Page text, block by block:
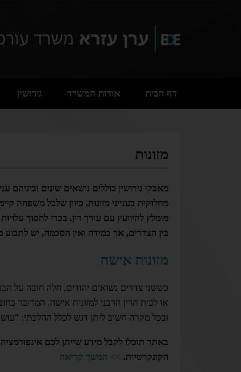
דף הבית אודות המשרד גירושין
מזונות
מאבקי גירושין כוללים נושאים שונים וביניהם
מחלוקות בענייני מזונות. כיוון שלכל משפחה
מומלץ להיוועץ עם עורך דין. בכדי לחסוך
בין הצדדים, אך במידה ואין הסכמה, יש לתבוע
מזונות אישה
כששני צדדים נשואים יהודים, חלה חובה על
או לבית הדין הרבני למזונות אישה. המדובר
ובכל מקרה חשוב ליתן דגש לכלל ההלכתי:
באתר תוכלו לקבל מידע שייתן לכם אינפורמציה
הקונקרטיות. >> המשך קריאה